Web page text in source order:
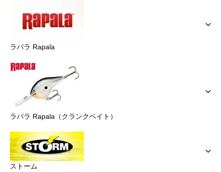
ラパラ Rapala
ラパラ Rapala（クランクベイト）
ストーム